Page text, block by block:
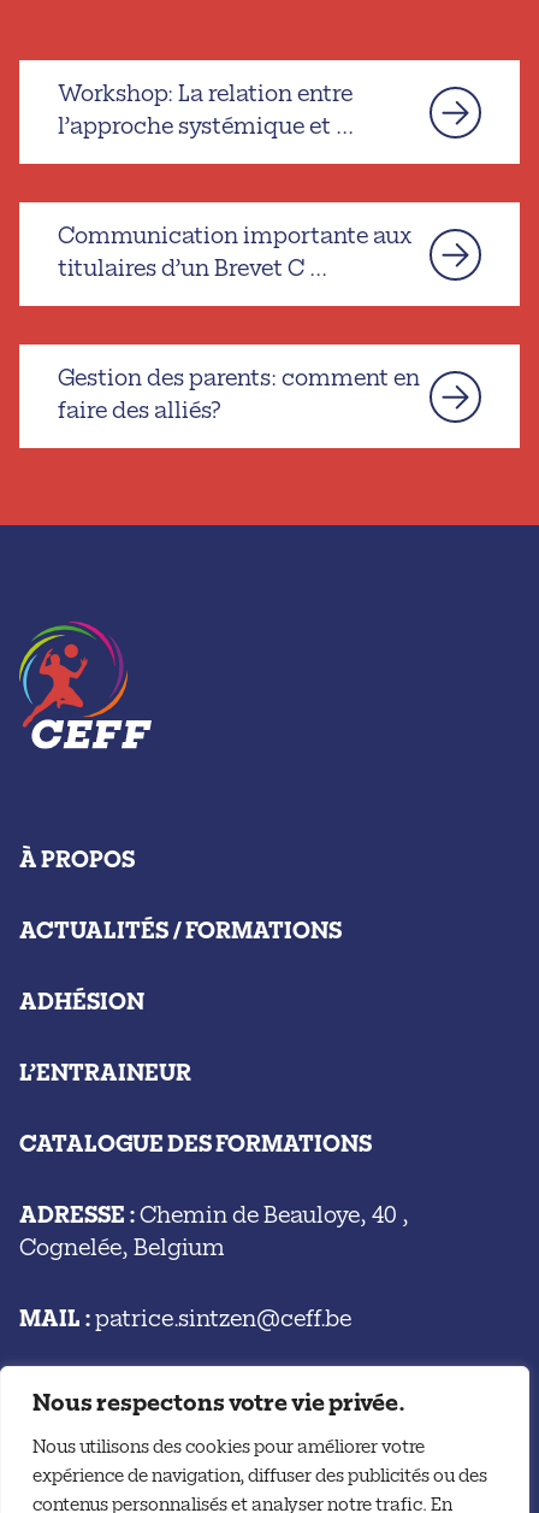
Nous respectons votre vie privée.
Nous utilisons des cookies pour améliorer votre
expérience de navigation, diffuser des publicités ou des
contenus personnalisés et analyser notre trafic. En
Workshop: La relation entre
l’approche systémique et ...
Communication importante aux
titulaires d’un Brevet C ...
Gestion des parents: comment en
faire des alliés?
À PROPOS
ACTUALITÉS / FORMATIONS
ADHÉSION
L’ENTRAINEUR
CATALOGUE DES FORMATIONS
ADRESSE : Chemin de Beauloye, 40 ,
Cognelée, Belgium
MAIL : patrice.sintzen@ceff.be
CONTACT